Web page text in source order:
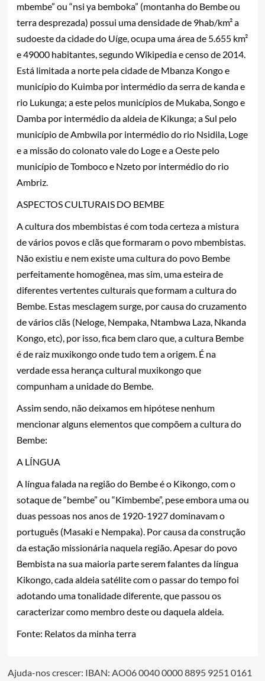
mbembe” ou “nsi ya bemboka” (montanha do Bembe ou
terra desprezada) possui uma densidade de 9hab/km² a
sudoeste da cidade do Uíge, ocupa uma área de 5.655 km²
e 49000 habitantes, segundo Wikipedia e censo de 2014.
Está limitada a norte pela cidade de Mbanza Kongo e
município do Kuimba por intermédio da serra de kanda e
rio Lukunga; a este pelos municípios de Mukaba, Songo e
Damba por intermédio da aldeia de Kikunga; a Sul pelo
município de Ambwila por intermédio do rio Nsidila, Loge
e a missão do colonato vale do Loge e a Oeste pelo
município de Tomboco e Nzeto por intermédio do rio
Ambriz.
ASPECTOS CULTURAIS DO BEMBE
A cultura dos mbembistas é com toda certeza a mistura
de vários povos e clãs que formaram o povo mbembistas.
Não existiu e nem existe uma cultura do povo Bembe
perfeitamente homogênea, mas sim, uma esteira de
diferentes vertentes culturais que formam a cultura do
Bembe. Estas mesclagem surge, por causa do cruzamento
de vários clãs (Neloge, Nempaka, Ntambwa Laza, Nkanda
Kongo, etc), por isso, fica bem claro que, a cultura Bembe
é de raiz muxikongo onde tudo tem a origem. É na
verdade essa herança cultural muxikongo que
compunham a unidade do Bembe.
Assim sendo, não deixamos em hipótese nenhum
mencionar alguns elementos que compõem a cultura do
Bembe:
A LÍNGUA
A língua falada na região do Bembe é o Kikongo, com o
sotaque de “bembe” ou “Kimbembe”, pese embora uma ou
duas pessoas nos anos de 1920-1927 dominavam o
português (Masaki e Nempaka). Por causa da construção
da estação missionária naquela região. Apesar do povo
Bembista na sua maioria parte serem falantes da língua
Kikongo, cada aldeia satélite com o passar do tempo foi
adotando uma tonalidade diferente, que passou os
caracterizar como membro deste ou daquela aldeia.
Fonte: Relatos da minha terra
Ajuda-nos crescer: IBAN: AO06 0040 0000 8895 9251 0161